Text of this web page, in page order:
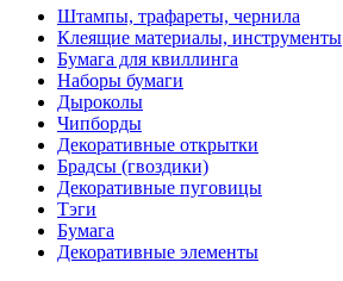
Штампы, трафареты, чернила
Клеящие материалы, инструменты
Бумага для квиллинга
Наборы бумаги
Дыроколы
Чипборды
Декоративные открытки
Брадсы (гвоздики)
Декоративные пуговицы
Тэги
Бумага
Декоративные элементы